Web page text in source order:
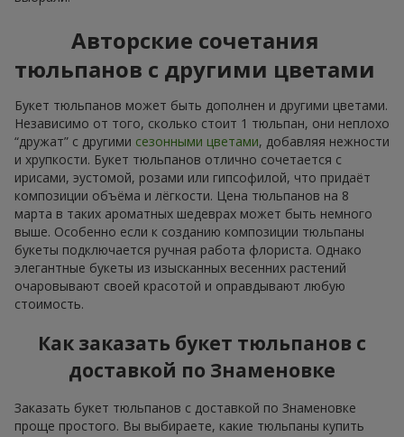
Авторские сочетания
тюльпанов с другими цветами
Букет тюльпанов может быть дополнен и другими цветами.
Независимо от того, сколько стоит 1 тюльпан, они неплохо
“дружат” с другими сезонными цветами, добавляя нежности
и хрупкости. Букет тюльпанов отлично сочетается с
ирисами, эустомой, розами или гипсофилой, что придаёт
композиции объёма и лёгкости. Цена тюльпанов на 8
марта в таких ароматных шедеврах может быть немного
выше. Особенно если к созданию композиции тюльпаны
букеты подключается ручная работа флориста. Однако
элегантные букеты из изысканных весенних растений
очаровывают своей красотой и оправдывают любую
стоимость.
Как заказать букет тюльпанов с
доставкой по Знаменовке
Заказать букет тюльпанов с доставкой по Знаменовке
проще простого. Вы выбираете, какие тюльпаны купить